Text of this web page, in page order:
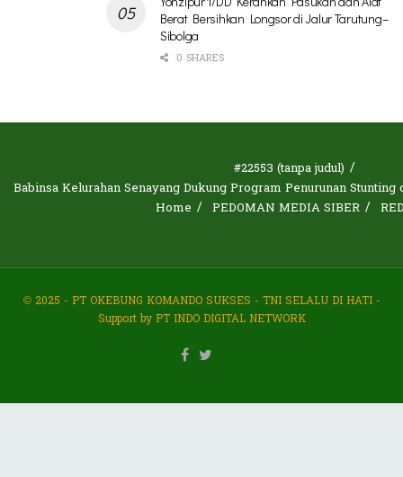
Berat Bersihkan Longsor di Jalur Tarutung–
Sibolga
0 SHARES
#22553 (tanpa judul)
Babinsa Kelurahan Senayang Dukung Program Penurunan
Home
PEDOMAN MEDIA SIBER
© 2025 - PT OKEBUNG KOMANDO SUKSES - TNI SELALU DI HATI -
Support by PT INDO DIGITAL NETWORK